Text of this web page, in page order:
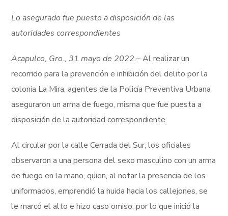
Lo asegurado fue puesto a disposición de las
autoridades correspondientes
Acapulco, Gro., 31 mayo de 2022.– Al realizar un
recorrido para la prevención e inhibición del delito por la
colonia La Mira, agentes de la Policía Preventiva Urbana
aseguraron un arma de fuego, misma que fue puesta a
disposición de la autoridad correspondiente.
Al circular por la calle Cerrada del Sur, los oficiales
observaron a una persona del sexo masculino con un arma
de fuego en la mano, quien, al notar la presencia de los
uniformados, emprendió la huida hacia los callejones, se
le marcó el alto e hizo caso omiso, por lo que inició la